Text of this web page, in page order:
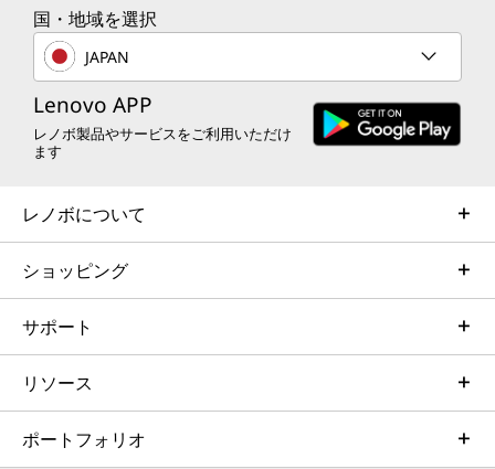
国・地域を選択
JAPAN
Lenovo APP
レノボ製品やサービスをご利用いただけ
ます
レノボについて
ショッピング
サポート
リソース
ポートフォリオ